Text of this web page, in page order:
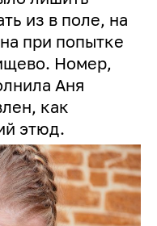
из в поле, на
при попытке
Номер,
Аня
как
этюд.